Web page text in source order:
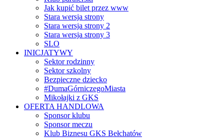
Jak kupić bilet przez www
Stara wersja strony
Stara wersja strony 2
Stara wersja strony 3
SLO
INICJATYWY
Sektor rodzinny
Sektor szkolny
Bezpieczne dziecko
#DumaGórniczegoMiasta
Mikołajki z GKS
OFERTA HANDLOWA
Sponsor klubu
Sponsor meczu
Klub Biznesu GKS Bełchatów